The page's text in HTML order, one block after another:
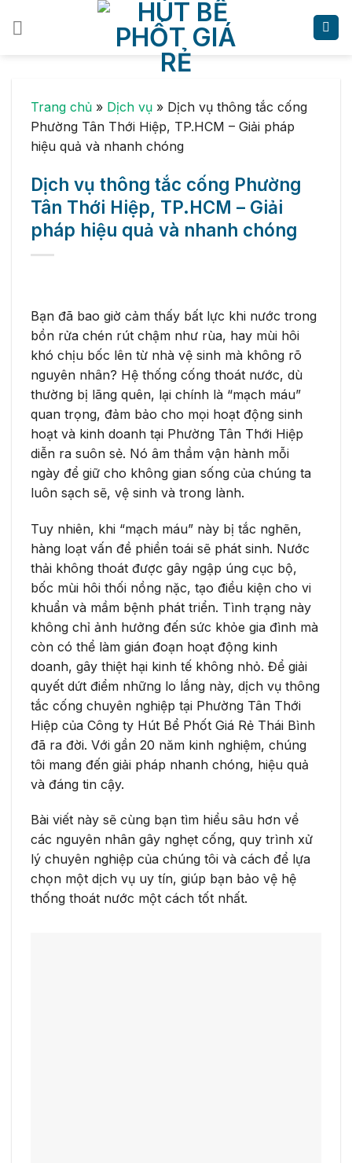
Trang chủ » Dịch vụ » Dịch vụ thông tắc cống
Phường Tân Thới Hiệp, TP.HCM – Giải pháp
hiệu quả và nhanh chóng
Dịch vụ thông tắc cống Phường
Tân Thới Hiệp, TP.HCM – Giải
pháp hiệu quả và nhanh chóng
Bạn đã bao giờ cảm thấy bất lực khi nước trong
bồn rửa chén rút chậm như rùa, hay mùi hôi
khó chịu bốc lên từ nhà vệ sinh mà không rõ
nguyên nhân? Hệ thống cống thoát nước, dù
thường bị lãng quên, lại chính là “mạch máu”
quan trọng, đảm bảo cho mọi hoạt động sinh
hoạt và kinh doanh tại Phường Tân Thới Hiệp
diễn ra suôn sẻ. Nó âm thầm vận hành mỗi
ngày để giữ cho không gian sống của chúng ta
luôn sạch sẽ, vệ sinh và trong lành.
Tuy nhiên, khi “mạch máu” này bị tắc nghẽn,
hàng loạt vấn đề phiền toái sẽ phát sinh. Nước
thải không thoát được gây ngập úng cục bộ,
bốc mùi hôi thối nồng nặc, tạo điều kiện cho vi
khuẩn và mầm bệnh phát triển. Tình trạng này
không chỉ ảnh hưởng đến sức khỏe gia đình mà
còn có thể làm gián đoạn hoạt động kinh
doanh, gây thiệt hại kinh tế không nhỏ. Để giải
quyết dứt điểm những lo lắng này, dịch vụ thông
tắc cống chuyên nghiệp tại Phường Tân Thới
Hiệp của Công ty Hút Bể Phốt Giá Rẻ Thái Bình
đã ra đời. Với gần 20 năm kinh nghiệm, chúng
tôi mang đến giải pháp nhanh chóng, hiệu quả
và đáng tin cậy.
Bài viết này sẽ cùng bạn tìm hiểu sâu hơn về
các nguyên nhân gây nghẹt cống, quy trình xử
lý chuyên nghiệp của chúng tôi và cách để lựa
chọn một dịch vụ uy tín, giúp bạn bảo vệ hệ
thống thoát nước một cách tốt nhất.